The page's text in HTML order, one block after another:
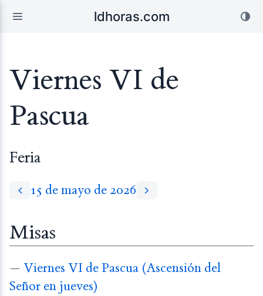
ldhoras.com
Viernes VI de
Pascua
Feria
15 de mayo de 2026
Misas
— Viernes VI de Pascua (Ascensión del
Señor en jueves)